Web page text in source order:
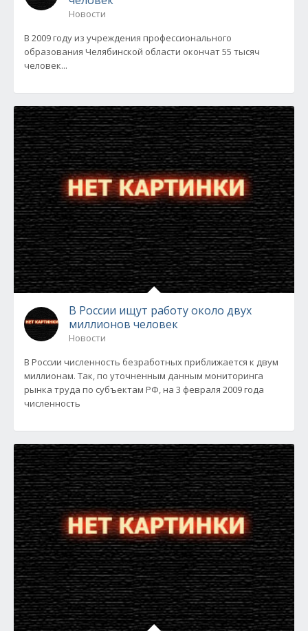
Новости
В 2009 году из учреждения профессионального
образования Челябинской области окончат 55 тысяч
человек...
В России ищут работу около двух
миллионов человек
Новости
В России численность безработных приближается к двум
миллионам. Так, по уточненным данным мониторинга
рынка труда по субъектам РФ, на 3 февраля 2009 года
численность